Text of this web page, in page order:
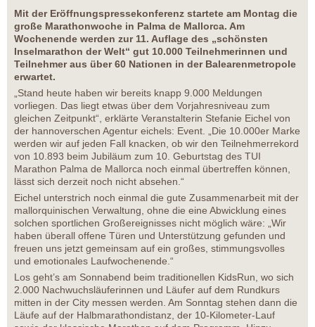
Mit der Eröffnungspressekonferenz startete am Montag die
große Marathonwoche in Palma de Mallorca. Am
Wochenende werden zur 11. Auflage des „schönsten
Inselmarathon der Welt“ gut 10.000 Teilnehmerinnen und
Teilnehmer aus über 60 Nationen in der Balearenmetropole
erwartet.
„Stand heute haben wir bereits knapp 9.000 Meldungen
vorliegen. Das liegt etwas über dem Vorjahresniveau zum
gleichen Zeitpunkt“, erklärte Veranstalterin Stefanie Eichel von
der hannoverschen Agentur eichels: Event. „Die 10.000er Marke
werden wir auf jeden Fall knacken, ob wir den Teilnehmerrekord
von 10.893 beim Jubiläum zum 10. Geburtstag des TUI
Marathon Palma de Mallorca noch einmal übertreffen können,
lässt sich derzeit noch nicht absehen.“
Eichel unterstrich noch einmal die gute Zusammenarbeit mit der
mallorquinischen Verwaltung, ohne die eine Abwicklung eines
solchen sportlichen Großereignisses nicht möglich wäre: „Wir
haben überall offene Türen und Unterstützung gefunden und
freuen uns jetzt gemeinsam auf ein großes, stimmungsvolles
und emotionales Laufwochenende.“
Los geht’s am Sonnabend beim traditionellen KidsRun, wo sich
2.000 Nachwuchsläuferinnen und Läufer auf dem Rundkurs
mitten in der City messen werden. Am Sonntag stehen dann die
Läufe auf der Halbmarathondistanz, der 10-Kilometer-Lauf